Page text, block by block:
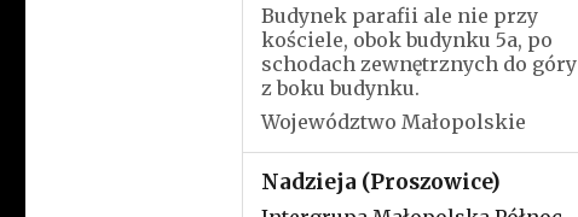
Budynek parafii ale nie przy
kościele, obok budynku 5a, po
schodach zewnętrznych do góry
z boku budynku.
Województwo Małopolskie
Nadzieja (Proszowice)